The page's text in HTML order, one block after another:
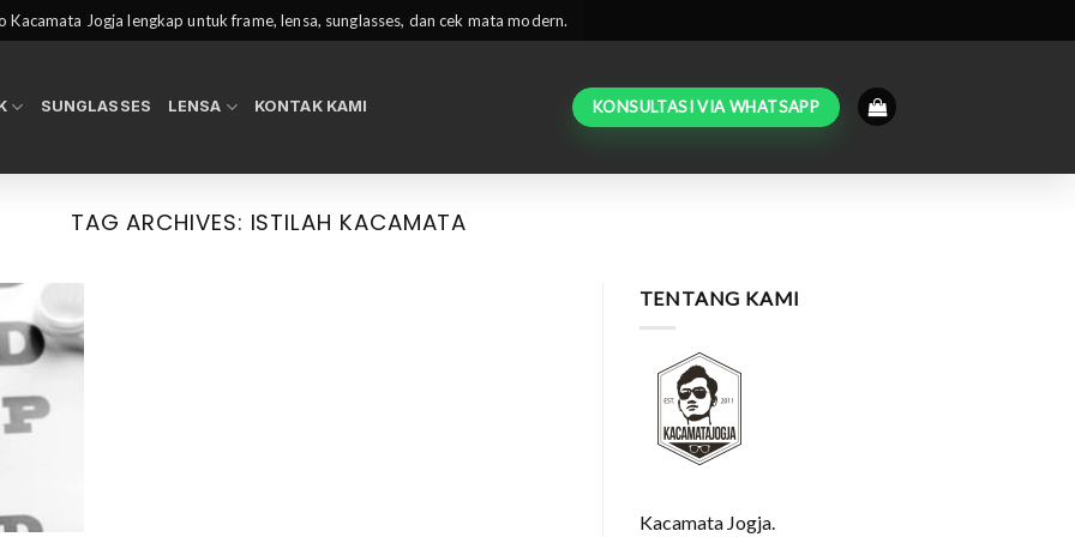
Kacamata Jogja lengkap untuk frame, lensa, sunglasses, dan cek mata modern.
SUNGLASSES LENSA KONTAK KAMI KONSULTASI VIA WHATSAPP
TAG ARCHIVES: ISTILAH KACAMATA
TENTANG KAMI
Kacamata Jogja.